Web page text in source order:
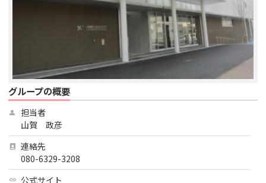
グループの概要
person
担当者
山賀 政彦
person_book 連絡先
080-6329-3208
link 公式サイト